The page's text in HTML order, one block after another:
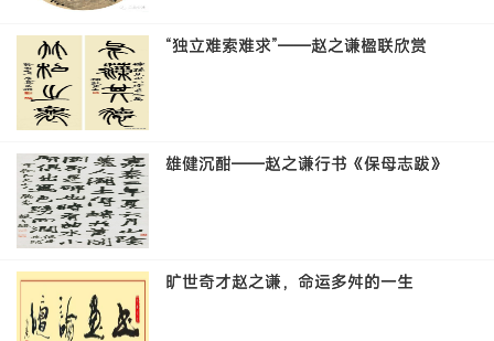
“独立难索难求”——赵之谦楹联欣赏
雄健沉酣——赵之谦行书《保母志跋》
旷世奇才赵之谦，命运多舛的一生